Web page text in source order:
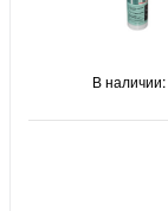
В наличии: